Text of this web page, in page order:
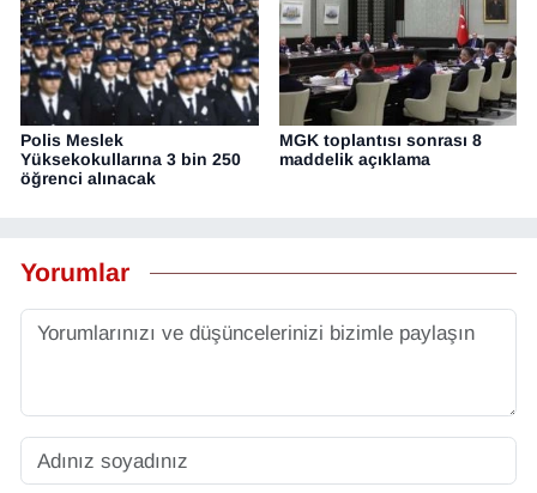
Polis Meslek
Yüksekokullarına 3 bin 250
öğrenci alınacak
MGK toplantısı sonrası 8
maddelik açıklama
Yorumlar